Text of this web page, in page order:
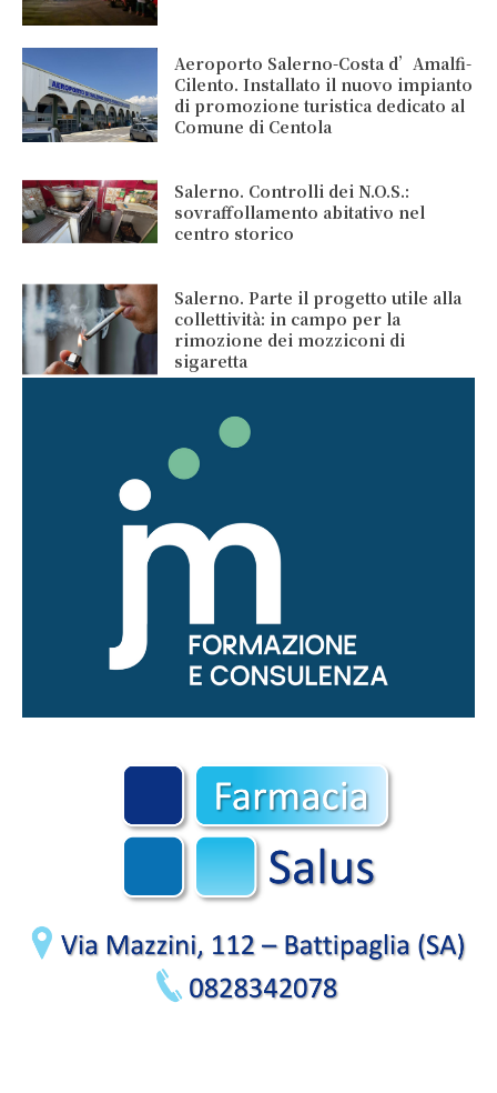
Aeroporto Salerno-Costa d’Amalfi-
Cilento. Installato il nuovo impianto
di promozione turistica dedicato al
Comune di Centola
Salerno. Controlli dei N.O.S.:
sovraffollamento abitativo nel
centro storico
Salerno. Parte il progetto utile alla
collettività: in campo per la
rimozione dei mozziconi di
sigaretta